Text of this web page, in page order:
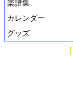
楽譜集
カレンダー
グッズ
[